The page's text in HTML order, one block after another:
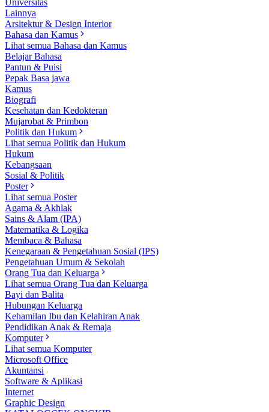
Universitas
Lainnya
Arsitektur & Design Interior
Bahasa dan Kamus
Lihat semua Bahasa dan Kamus
Belajar Bahasa
Pantun & Puisi
Pepak Basa jawa
Kamus
Biografi
Kesehatan dan Kedokteran
Mujarobat & Primbon
Politik dan Hukum
Lihat semua Politik dan Hukum
Hukum
Kebangsaan
Sosial & Politik
Poster
Lihat semua Poster
Agama & Akhlak
Sains & Alam (IPA)
Matematika & Logika
Membaca & Bahasa
Kenegaraan & Pengetahuan Sosial (IPS)
Pengetahuan Umum & Sekolah
Orang Tua dan Keluarga
Lihat semua Orang Tua dan Keluarga
Bayi dan Balita
Hubungan Keluarga
Kehamilan Ibu dan Kelahiran Anak
Pendidikan Anak & Remaja
Komputer
Lihat semua Komputer
Microsoft Office
Akuntansi
Software & Aplikasi
Internet
Graphic Design